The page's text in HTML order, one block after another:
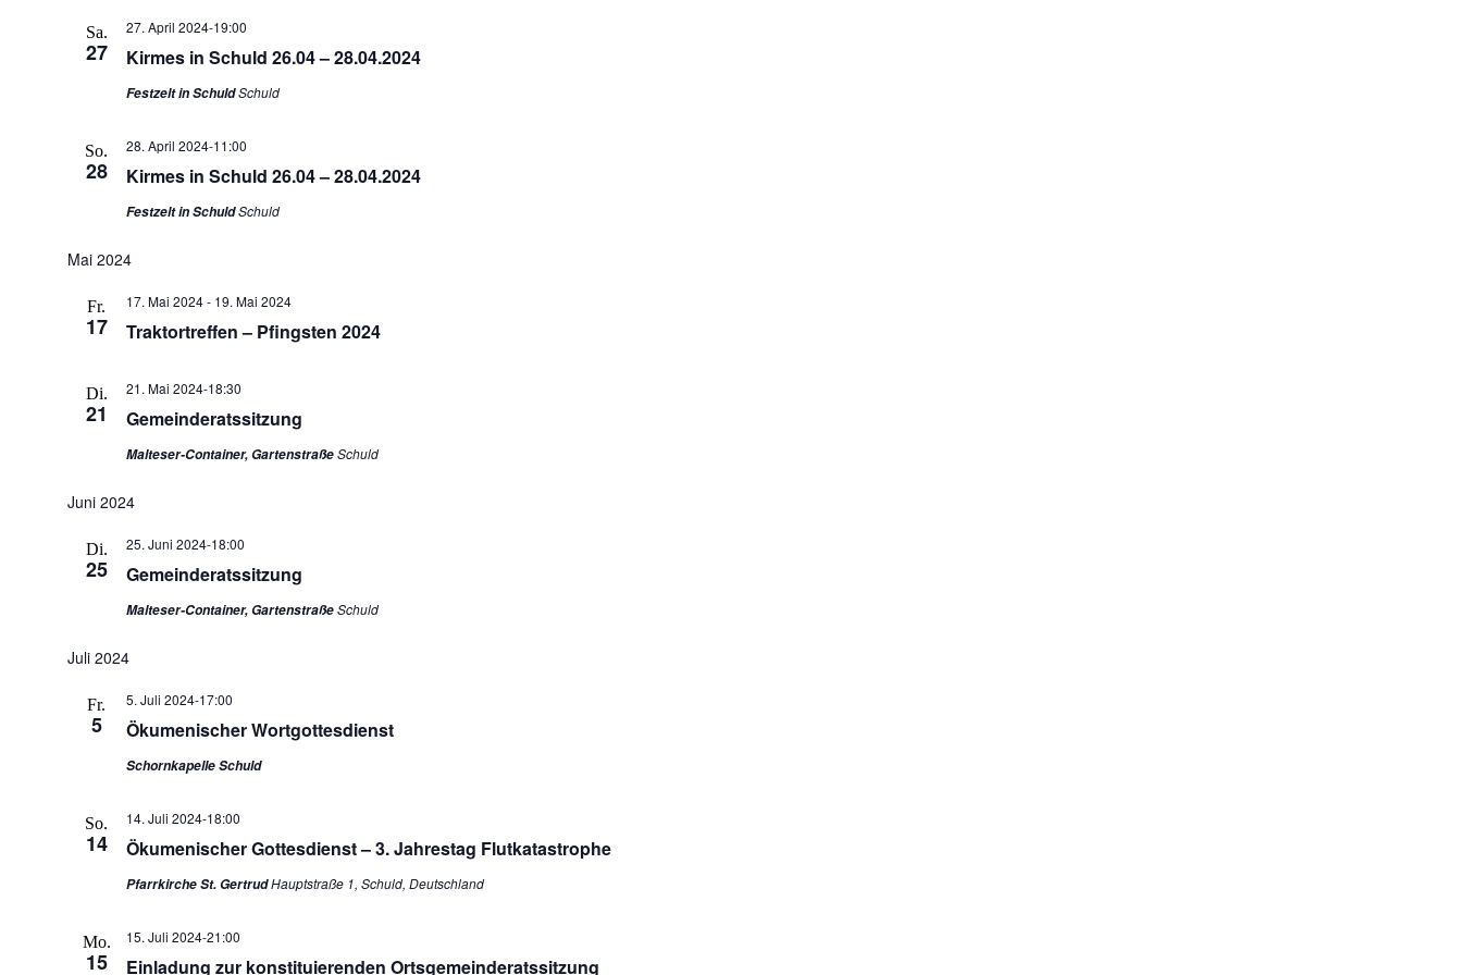
Sa.
27 Kirmes in Schuld 26.04 – 28.04.2024
27. April 2024-19:00
Festzelt in SchuldSchuld
So.
28 Kirmes in Schuld 26.04 – 28.04.2024
28. April 2024-11:00
Festzelt in SchuldSchuld
Mai 2024
Fr.
17 Traktortreffen – Pfingsten 2024
17. Mai 2024- 19. Mai 2024
Di.
21 Gemeinderatssitzung
21. Mai 2024-18:30
Malteser-Container, GartenstraßeSchuld
Juni 2024
Di.
25 Gemeinderatssitzung
25. Juni 2024-18:00
Malteser-Container, GartenstraßeSchuld
Juli 2024
Fr.
5 Ökumenischer Wortgottesdienst
5. Juli 2024-17:00
Schornkapelle Schuld
So.
14 Ökumenischer Gottesdienst – 3. Jahrestag Flutkatastrophe
14. Juli 2024-18:00
Pfarrkirche St. GertrudHauptstraße 1, Schuld, Deutschland
Mo.
15 Einladung zur konstituierenden Ortsgemeinderatssitzung
15. Juli 2024-21:00